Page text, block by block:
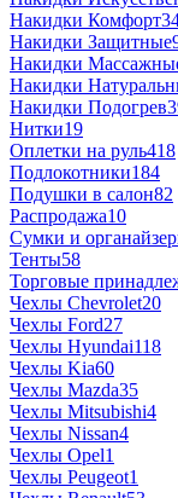
Накидки Комфорт
Накидки Защитные
Накидки
Накидки
Накидки Подогрев
Нитки19
Оплетки на руль418
Подлокотники184
Подушки в салон82
Распродажа10
Сумки и
Тенты58
Торговые
Чехлы Chevrolet20
Чехлы Ford27
Чехлы Hyundai118
Чехлы Kia60
Чехлы Mazda35
Чехлы Mitsubishi4
Чехлы Nissan4
Чехлы Opel1
Чехлы Peugeot1